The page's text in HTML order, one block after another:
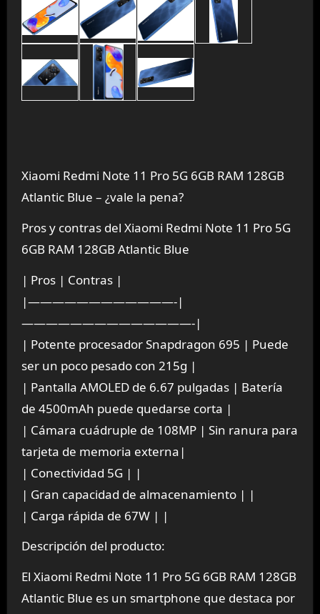
Xiaomi Redmi Note 11 Pro 5G 6GB RAM 128GB
Atlantic Blue – ¿vale la pena?
Pros y contras del Xiaomi Redmi Note 11 Pro 5G
6GB RAM 128GB Atlantic Blue
| Pros | Contras |
|————————————-|
——————————————-|
| Potente procesador Snapdragon 695 | Puede
ser un poco pesado con 215g |
| Pantalla AMOLED de 6.67 pulgadas | Batería
de 4500mAh puede quedarse corta |
| Cámara cuádruple de 108MP | Sin ranura para
tarjeta de memoria externa|
| Conectividad 5G | |
| Gran capacidad de almacenamiento | |
| Carga rápida de 67W | |
Descripción del producto:
El Xiaomi Redmi Note 11 Pro 5G 6GB RAM 128GB
Atlantic Blue es un smartphone que destaca por